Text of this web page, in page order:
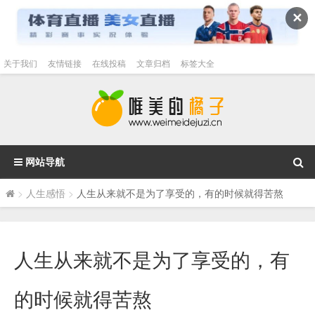
✕
关于我们 友情链接 在线投稿 文章归档 标签大全
网站导航
> 人生感悟 > 人生从来就不是为了享受的，有的时候就得苦熬
人生从来就不是为了享受的，有
的时候就得苦熬